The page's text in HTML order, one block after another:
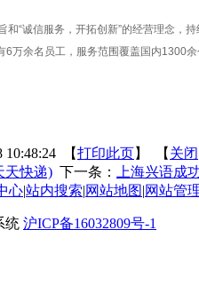
和“诚信服务，开拓创新”的经营理念
万余名员工，服务范围覆盖国内1300
10:48:24 【打印此页 】 【 关闭
天快递) 下一条： 上海兴语成
心站内搜索 网站地图 网站管
统 沪ICP备16032809号-1